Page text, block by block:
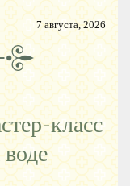
7 августа, 2026
класс